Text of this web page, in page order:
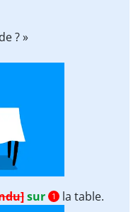
? »
sur 1 la table.